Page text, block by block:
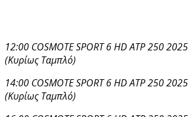
12:00 COSMOTE SPORT 6 HD ATP 250
(Κυρίως Ταμπλό)
14:00 COSMOTE SPORT 6 HD ATP 250
(Κυρίως Ταμπλό)